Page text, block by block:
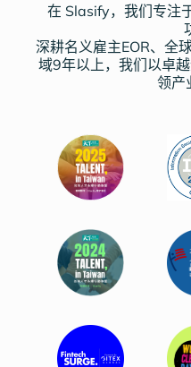
在 Slasify，我们专注
深耕名义雇主EOR、全
域9年以上，我们以卓
领产